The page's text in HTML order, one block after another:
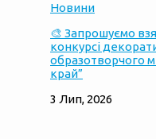
Новини
🎨 Запрошуємо
конкурсі
образотворчого
край”
3 Лип, 2026